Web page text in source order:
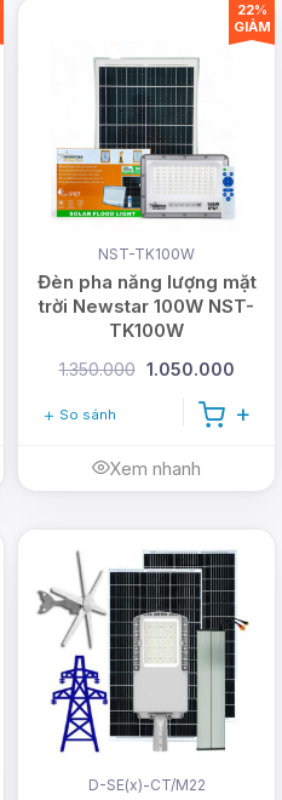
NST-TK100W
Đèn pha năng lượng mặt
trời Newstar 100W NST-
TK100W
1.350.000 1.050.000
So sánh
Xem nhanh
22%
GIẢM
D-SE(x)-CT/M22